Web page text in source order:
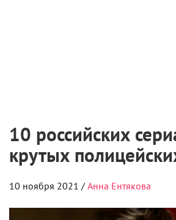
10 российских
крутых
10 ноября 2021 / Анна Ентякова